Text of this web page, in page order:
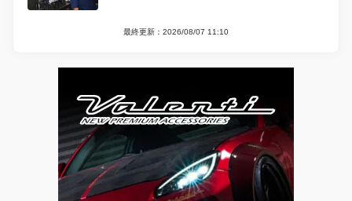
最終更新：2026/08/07 11:10